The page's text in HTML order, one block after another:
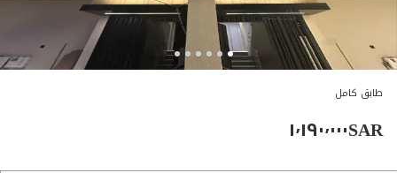
طابق كامل
SAR١٬١٩٠٬٠٠٠